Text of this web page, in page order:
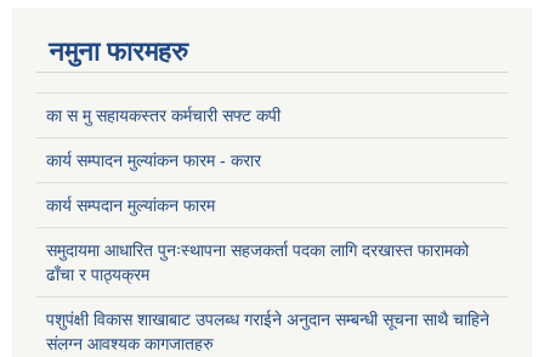
नमुना फारमहरु
का स मु सहायकस्तर कर्मचारी सफ्ट कपी
कार्य सम्पादन मुल्यांकन फारम - करार
कार्य सम्पदान मुल्यांकन फारम
समुदायमा आधारित पुनःस्थापना सहजकर्ता पदका लागि दरखास्त फारामको
ढाँचा र पाठ्यक्रम
पशुपंक्षी विकास शाखाबाट उपलब्ध गराईने अनुदान सम्बन्धी सूचना साथै चाहिने
संलग्न आवश्यक कागजातहरु